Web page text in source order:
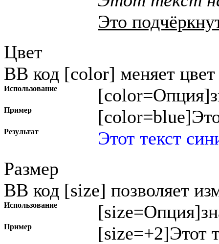
Это
Цвет
BB код [color] меняет цвет
Использование [color=Опция]
Пример
Результат
Этот текст
Размер
BB код [size] позволяет
Использование [size=Опция]
Пример
[size=+2]Этот